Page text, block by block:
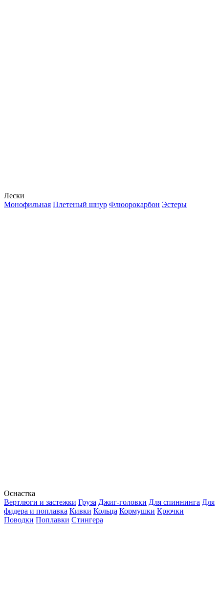
Лески
Монофильная Плетеный шнур Флюорокарбон Эстеры
Оснастка
Вертлюги и застежки Груза Джиг-головки Для спиннинга Для
фидера и поплавка Кивки Кольца Кормушки Крючки
Поводки Поплавки Стингера